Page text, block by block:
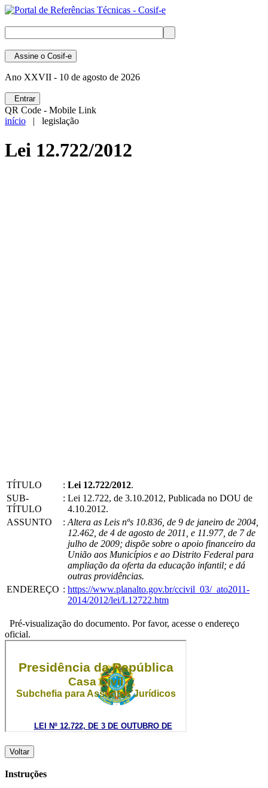
Assine o Cosif-e
Ano XXVII - 10 de agosto de 2026
Entrar
QR Code - Mobile Link
início | legislação
Lei 12.722/2012
TÍTULO : Lei 12.722/2012.
SUB-
TÍTULO
: Lei 12.722, de 3.10.2012, Publicada no DOU de
4.10.2012.
ASSUNTO
: Altera as Leis nºs 10.836, de 9 de janeiro de 2004,
12.462, de 4 de agosto de 2011, e 11.977, de 7 de
julho de 2009; dispõe sobre o apoio financeiro da
União aos Municípios e ao Distrito Federal para
ampliação da oferta da educação infantil; e dá
outras providências.
ENDEREÇO : https://www.planalto.gov.br/ccivil_03/_ato2011-
2014/2012/lei/L12722.htm
Pré-visualização do documento. Por favor, acesse o endereço
oficial.
Voltar
Instruções